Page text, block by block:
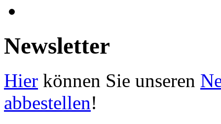
Newsletter
Hier können Sie unseren
abbestellen!